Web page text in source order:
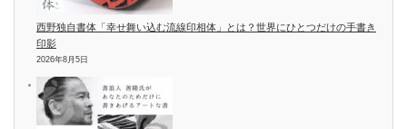
西野独自書体「幸せ舞い込む流線印相体」とは？世界にひとつだけの手書き
印影
2026年8月5日